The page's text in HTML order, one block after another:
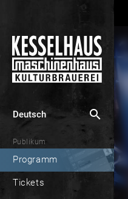
Deutsch search
Publikum
Programm
Tickets